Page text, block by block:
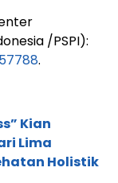
/PSPI):
.
Kian
Lima
Holistik